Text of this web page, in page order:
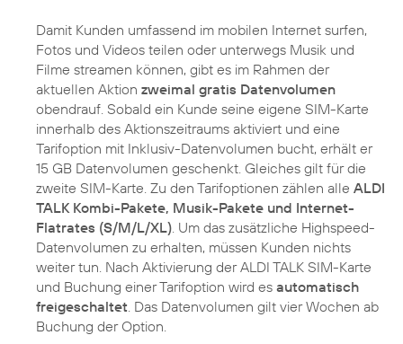
Damit Kunden umfassend im mobilen Internet surfen,
Fotos und Videos teilen oder unterwegs Musik und
Filme streamen können, gibt es im Rahmen der
aktuellen Aktion zweimal gratis Datenvolumen
obendrauf. Sobald ein Kunde seine eigene SIM-Karte
innerhalb des Aktionszeitraums aktiviert und eine
Tarifoption mit Inklusiv-Datenvolumen bucht, erhält er
15 GB Datenvolumen geschenkt. Gleiches gilt für die
zweite SIM-Karte. Zu den Tarifoptionen zählen alle ALDI
TALK Kombi-Pakete, Musik-Pakete und Internet-
Flatrates (S/M/L/XL) . Um das zusätzliche Highspeed-
Datenvolumen zu erhalten, müssen Kunden nichts
weiter tun. Nach Aktivierung der ALDI TALK SIM-Karte
und Buchung einer Tarifoption wird es automatisch
freigeschaltet . Das Datenvolumen gilt vier Wochen ab
Buchung der Option.